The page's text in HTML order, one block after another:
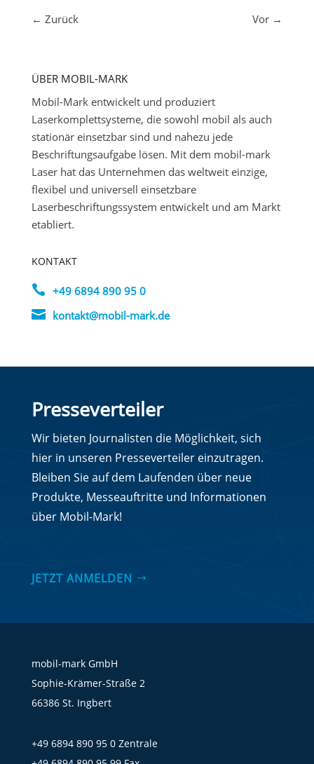
← Zurück Vor →
ÜBER MOBIL-MARK
Mobil-Mark entwickelt und produziert
Laserkomplettsysteme, die sowohl mobil als auch
stationär einsetzbar sind und nahezu jede
Beschriftungsaufgabe lösen. Mit dem mobil-mark
Laser hat das Unternehmen das weltweit einzige,
flexibel und universell einsetzbare
Laserbeschriftungssystem entwickelt und am Markt
etabliert.
KONTAKT
 +49 6894 890 95 0
 kontakt@mobil-mark.de
Presseverteiler
Wir bieten Journalisten die Möglichkeit, sich
hier in unseren Presseverteiler einzutragen.
Bleiben Sie auf dem Laufenden über neue
Produkte, Messeauftritte und Informationen
über Mobil-Mark!
JETZT ANMELDEN
mobil-mark GmbH
Sophie-Krämer-Straße 2
66386 St. Ingbert
+49 6894 890 95 0 Zentrale